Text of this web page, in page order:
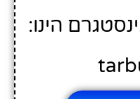
הינו: